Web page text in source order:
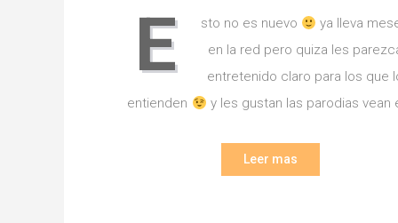
E sto no es nuevo
ya lleva
en la red pero quiza les
entretenido claro para los que
entienden
y les gustan las parodias vean
Leer mas